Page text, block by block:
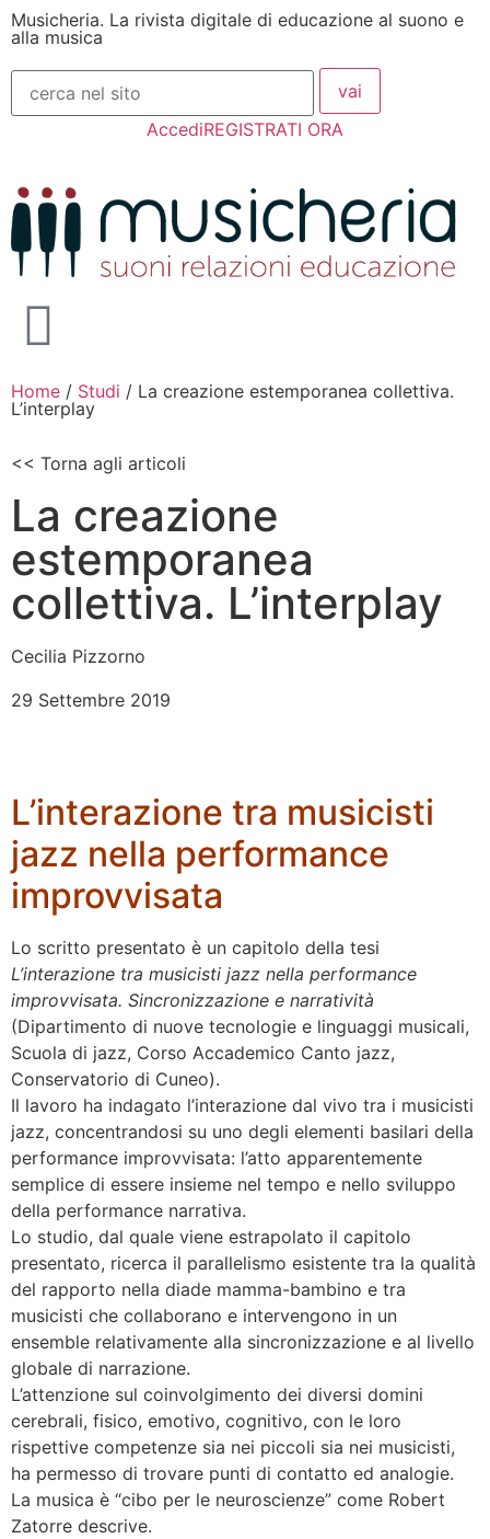
Musicheria. La rivista digitale di educazione al suono e
alla musica
AccediREGISTRATI ORA
Home / Studi / La creazione estemporanea collettiva.
L’interplay
<< Torna agli articoli
La creazione
estemporanea
collettiva. L’interplay
Cecilia Pizzorno
29 Settembre 2019
L’interazione tra musicisti
jazz nella performance
improvvisata
Lo scritto presentato è un capitolo della tesi
L’interazione tra musicisti jazz nella performance
improvvisata. Sincronizzazione e narratività
(Dipartimento di nuove tecnologie e linguaggi musicali,
Scuola di jazz, Corso Accademico Canto jazz,
Conservatorio di Cuneo).
Il lavoro ha indagato l’interazione dal vivo tra i musicisti
jazz, concentrandosi su uno degli elementi basilari della
performance improvvisata: l’atto apparentemente
semplice di essere insieme nel tempo e nello sviluppo
della performance narrativa.
Lo studio, dal quale viene estrapolato il capitolo
presentato, ricerca il parallelismo esistente tra la qualità
del rapporto nella diade mamma-bambino e tra
musicisti che collaborano e intervengono in un
ensemble relativamente alla sincronizzazione e al livello
globale di narrazione.
L’attenzione sul coinvolgimento dei diversi domini
cerebrali, fisico, emotivo, cognitivo, con le loro
rispettive competenze sia nei piccoli sia nei musicisti,
ha permesso di trovare punti di contatto ed analogie.
La musica è “cibo per le neuroscienze” come Robert
Zatorre descrive.